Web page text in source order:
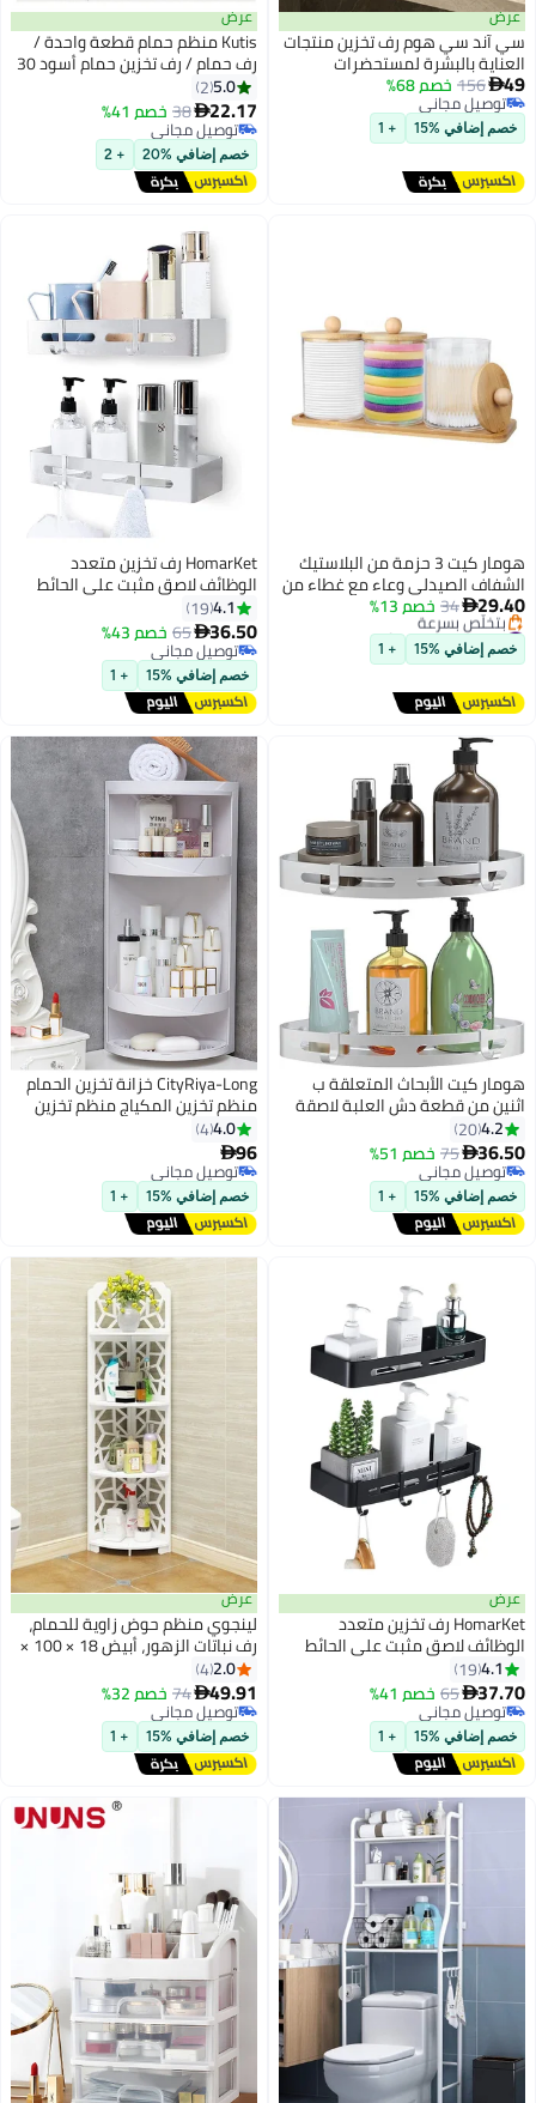
عرض
سي آند سي هوم رف تخزين منتجات
العناية بالبشرة لمستحضرات
التجميل على الطراز الشمالي
49
156 خصم 68%
توصيل مجاني
توصيل مجاني
خصم إضافي %15 + 1
عرض
Kutis منظم حمام قطعة واحدة /
رف حمام / رف تخزين حمام أسود 30
× 10 × 2.5 سنتيمتر 5.0
2
22.17
38 خصم 41%
توصيل مجاني
توصيل مجاني
خصم إضافي %20 + 2
هومار كيت 3 حزمة من البلاستيك
الشفاف الصيدلي وعاء مع غطاء من
الخيزران - 10 اوقية ( الاونصة ) من
البلاستيك الشفاف الصيدلي وعاء
تخزين مستحضرات التجميل -
اكسسوارات الحمام مجموعة
مسحات القطن ، الكرة ، وسادة ،
فلوس
29.40
34 خصم 13%
#15 في منظمات أدوات الاستحمام
توصيل مجاني
بتخلّص بسرعة
خصم إضافي %15 + 1
HomarKet رف تخزين متعدد
الوظائف لاصق مثبت على الحائط
مكون من قطعتين للحمام والمطبخ
فضي 30X13X3.5 سم
4.1
19
36.50
65 خصم 43%
توصيل مجاني
توصيل مجاني
خصم إضافي %15 + 1
هومار كيت الأبحاث المتعلقة ب
اثنين من قطعة دش العلبة لاصقة
4.2
20
36.50
75 خصم 51%
توصيل مجاني
توصيل مجاني
خصم إضافي %15 + 1
CityRiya-Long خزانة تخزين الحمام
منظم تخزين المكياج منظم تخزين
مستحضرات التجميل الدوار خزانة
تخزين المكياج رف طاولة الحمام
منظم العناية بالبشرة الدوار
4.0
4
96
توصيل مجاني
توصيل مجاني
خصم إضافي %15 + 1
عرض
HomarKet رف تخزين متعدد
الوظائف لاصق مثبت على الحائط
مكون من قطعتين للحمام والمطبخ
أسود 30X13X3.5 سم
4.1
19
37.70
65 خصم 41%
توصيل مجاني
توصيل مجاني
خصم إضافي %15 + 1
عرض
لينجوي منظم حوض زاوية للحمام،
رف نباتات الزهور، أبيض 18 × 100 ×
18 سم2.0
4
49.91
74 خصم 32%
توصيل مجاني
توصيل مجاني
خصم إضافي %15 + 1